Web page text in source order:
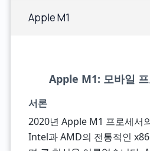
Apple M1
Apple M1: 모바일
서론
2020년 Apple M1 프로세서
Intel과 AMD의 전통적인